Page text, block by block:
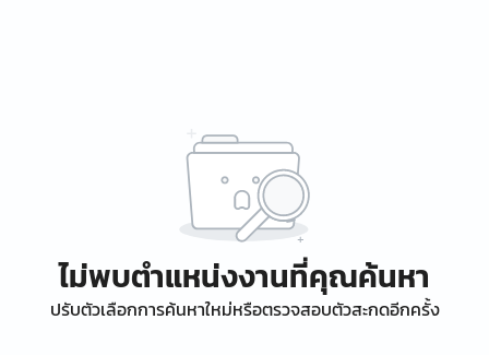
ไม่พบตำแหน่งงานที่คุณค้นหา
ปรับตัวเลือกการค้นหาใหม่หรือตรวจสอบตัวสะกดอีกครั้ง